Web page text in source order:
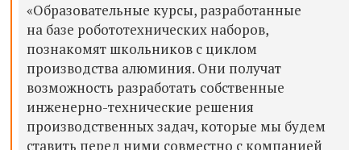
«Образовательные курсы, разработанные
на базе робототехнических наборов,
познакомят школьников с циклом
производства алюминия. Они получат
возможность разработать собственные
инженерно-технические решения
производственных задач, которые мы будем
ставить перед ними совместно с компанией